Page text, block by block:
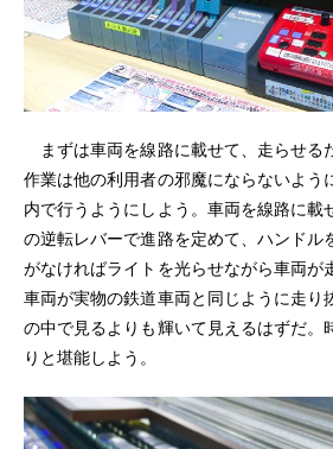
まずは車両を線路に載せて、走らせる
作業は他の利用者の邪魔にならないよう
内で行うようにしよう。車両を線路に載
の逆転レバーで進路を定めて、ハンドル
がなければライトを光らせながら車両が
車両が実物の鉄道車両と同じように走り
の中で見るよりも輝いて見えるはずだ。
りと堪能しよう。